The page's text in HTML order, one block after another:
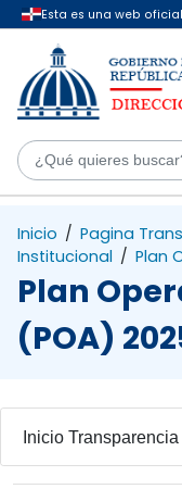
Saltar al contenido
Inicio / Pagina
Institucional / Plan
Plan
(POA)
Inicio Transparencia